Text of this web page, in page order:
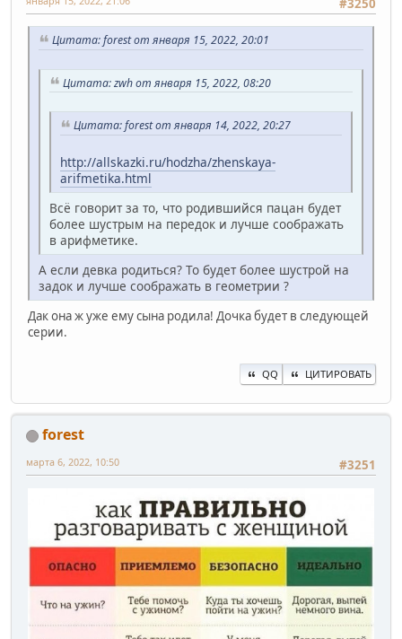
Цитата: forest от января 15, 2022, 20:01
Цитата: zwh от января 15, 2022, 08:20
Цитата: forest от января 14, 2022, 20:27
http://allskazki.ru/hodzha/zhenskaya-
arifmetika.html
Всё говорит за то, что родившийся пацан будет
более шустрым на передок и лучше соображать
в арифметике.
А если девка родиться? То будет более шустрой на
задок и лучше соображать в геометрии ?
Дак она ж уже ему сына родила! Дочка будет в следующей
серии.
QQ ЦИТИРОВАТЬ
forest
#3251
марта 6, 2022, 10:50